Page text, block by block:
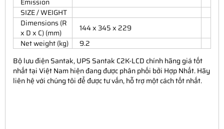
SIZE / WEIGHT
Dimensions (R
x D x C) (mm)
144 x 345 x 229
Net weight (kg)
9.2
Bộ lưu điện Santak, UPS Santak C2K-LCD chính hãng giá tốt
nhất tại Việt Nam hiện đang được phân phối bởi Hợp Nhất. Hãy
liên hệ với chúng tôi để được tư vấn, hỗ trợ một cách tốt nhất.